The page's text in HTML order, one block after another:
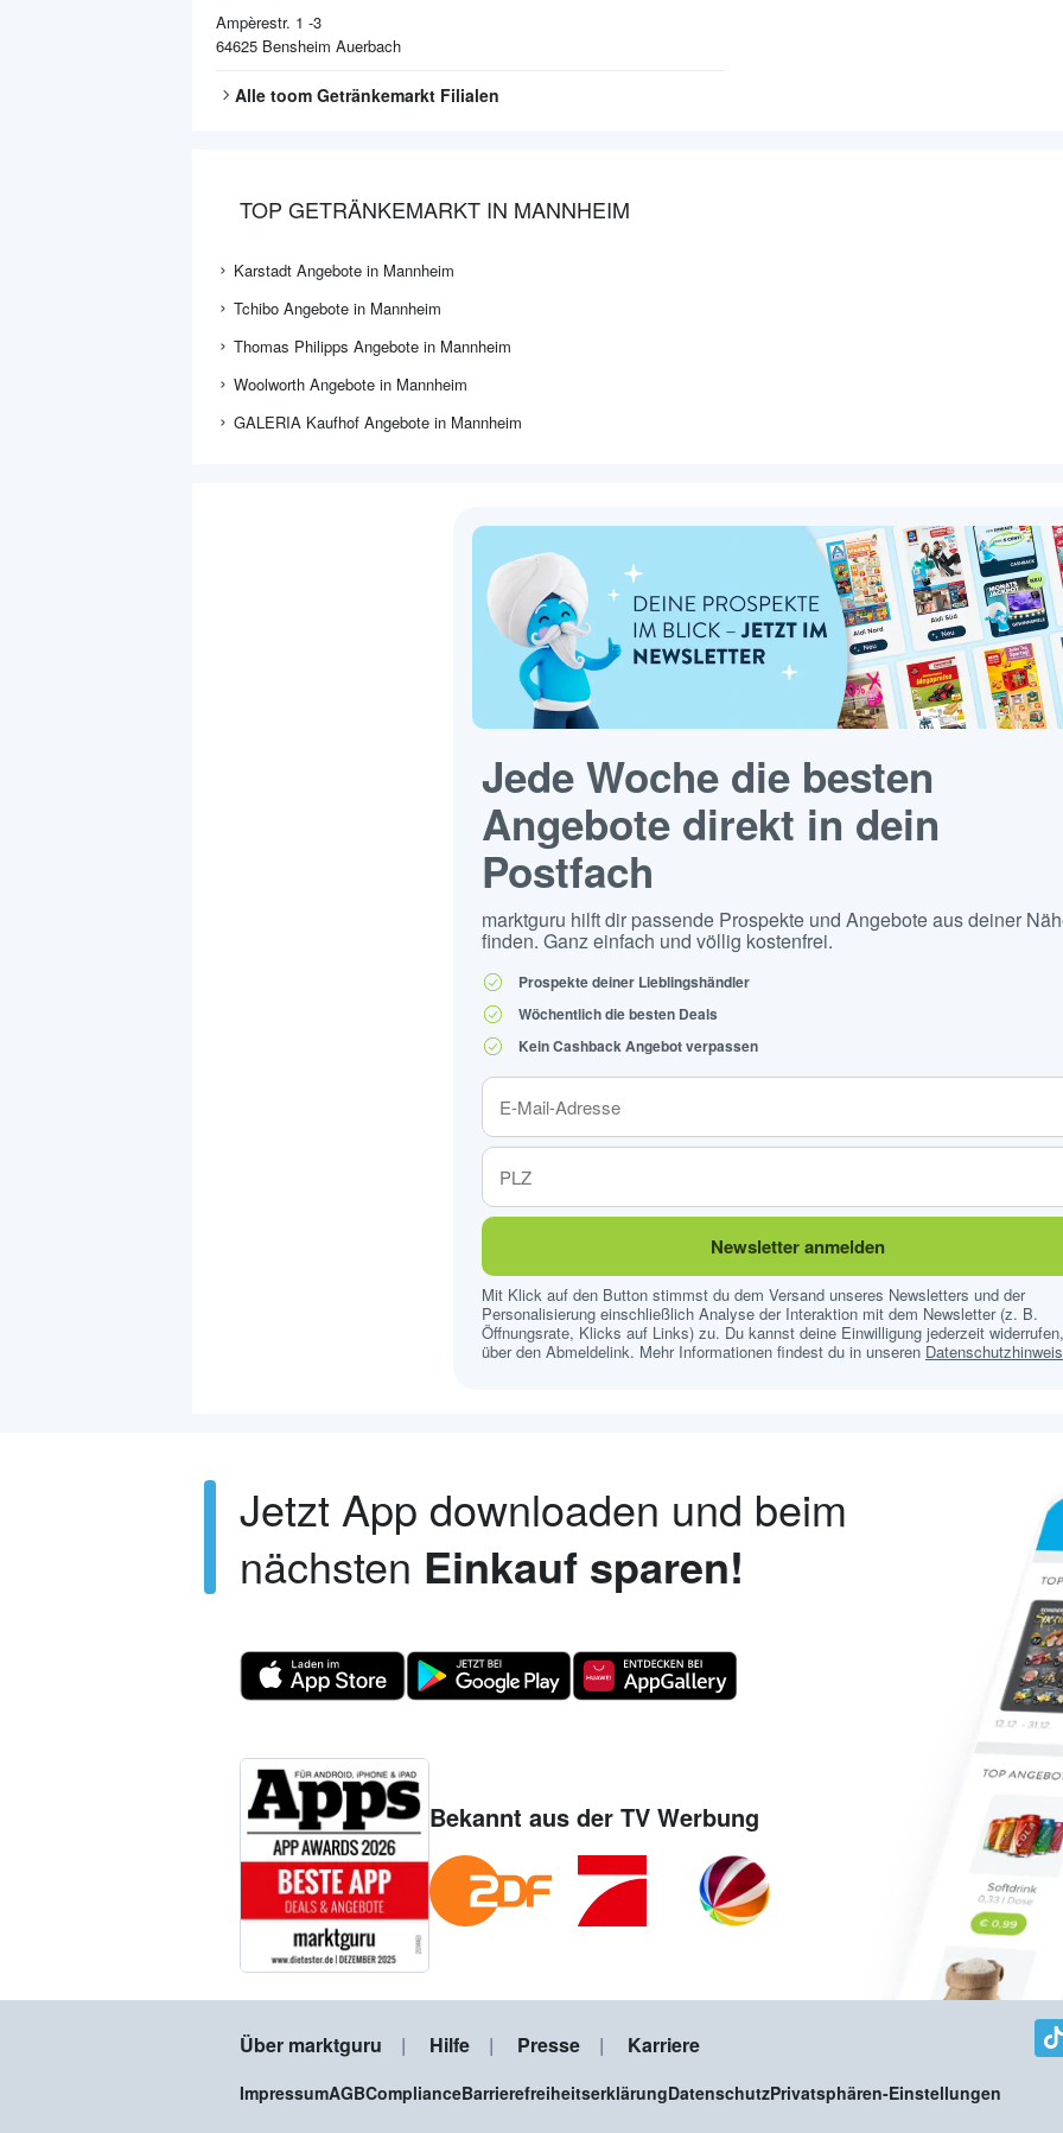
Ampèrestr. 1 -3
64625 Bensheim Auerbach
Alle toom Getränkemarkt Filialen
TOP GETRÄNKEMARKT IN MANNHEIM
Karstadt Angebote in Mannheim
Tchibo Angebote in Mannheim
Thomas Philipps Angebote in Mannheim
Woolworth Angebote in Mannheim
GALERIA Kaufhof Angebote in Mannheim
Jede Woche die besten
Angebote direkt in dein
Postfach
marktguru hilft dir passende Prospekte und Angebote aus deiner
finden. Ganz einfach und völlig kostenfrei.
Prospekte deiner Lieblingshändler
Wöchentlich die besten Deals
Kein Cashback Angebot verpassen
Newsletter anmelden
Mit Klick auf den Button stimmst du dem Versand unseres Newsletters und der
Personalisierung einschließlich Analyse der Interaktion mit dem Newsletter (z. B.
Öffnungsrate, Klicks auf Links) zu. Du kannst deine Einwilligung jederzeit
über den Abmeldelink. Mehr Informationen findest du in unseren
Jetzt App downloaden und beim
nächsten Einkauf sparen!
Bekannt aus der TV Werbung
Über marktguru Hilfe Presse Karriere
ImpressumAGBComplianceBarrierefreiheitserklärungDatenschutzPrivatsphären-Einstellungen